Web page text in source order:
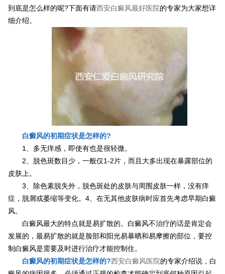
到底是怎么样的呢?下面有请西安白癜风最好医院的专家为大家想详
细介绍。
白癜风的初期症状是怎样的?
1、多无痒感，即使有也是很轻微。
2、脱色斑数目少，一般仅1-2片，而且大多出现在暴露部位的
皮肤上。
3、除色素脱失外，脱色斑处的皮肤与周围皮肤一样，没有痒
症，脱屑或萎缩等变化。4、在无其他皮肤病时应首先考虑早期白癜
风。
白癜风最大的特点就是易扩散的。白癜风不治疗的话是肯定会
发展的，最易扩散的就是脸部和阳光易暴晒和易摩擦的部位，要控
制白癜风是需要及时进行治疗才能控制住。
白癜风的初期症状是怎样的?西安白癜风医院的专家介绍说，白